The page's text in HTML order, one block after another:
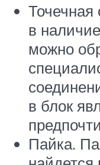
Точечная
в
можно
в блок
Пайка.